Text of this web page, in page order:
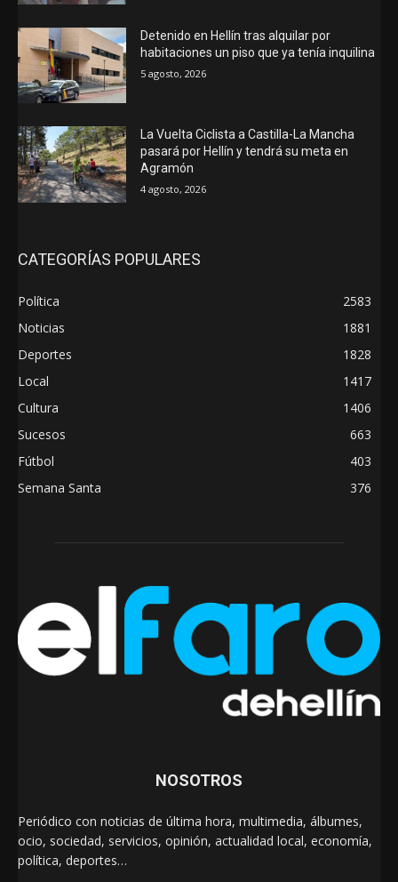
Detenido en Hellín tras alquilar por
habitaciones un piso que ya tenía inquilina
5 agosto, 2026
La Vuelta Ciclista a Castilla-La Mancha
pasará por Hellín y tendrá su meta en
Agramón
4 agosto, 2026
CATEGORÍAS POPULARES
Política
2583
Noticias
1881
Deportes
1828
Local
1417
Cultura
1406
Sucesos
663
Fútbol
403
Semana Santa
376
NOSOTROS
Periódico con noticias de última hora, multimedia, álbumes,
ocio, sociedad, servicios, opinión, actualidad local, economía,
política, deportes…